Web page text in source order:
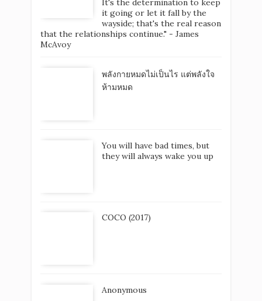
It's the determination to keep
it going or let it fall by the
wayside; that's the real reason
that the relationships continue." - James
McAvoy
พลังกายหมดไม่เป็นไร แต่พลังใจ
ห้ามหมด
You will have bad times, but
they will always wake you up
COCO (2017)
Anonymous